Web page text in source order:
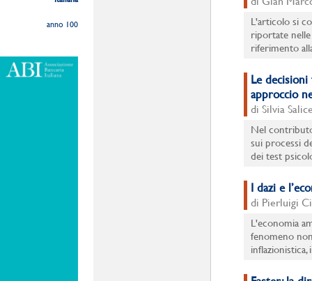
anno 100
L'articolo si
riportate
riferimento
Le
approccio
di Silvia
Nel
sui processi
dei test
I dazi e
di Pierluigi
L'economia
fenomeno